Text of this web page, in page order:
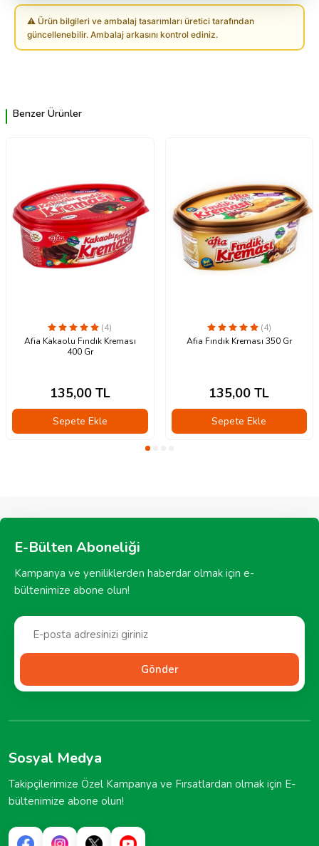
⚠ Ürün bilgileri ve ambalaj tasarımları üretici tarafından
güncellenebilir. Ambalaj arkasını kontrol ediniz.
Benzer Ürünler
(4)
Afia Kakaolu Fındık Kreması
400 Gr
135,00TL
Sepete Ekle
(4)
Afia Fındık Kreması 350 Gr
135,00 TL
Sepete Ekle
E-Bülten Aboneliği
Kampanya ve yeniliklerden haberdar olmak için e-
bültenimize abone olun!
Gönder
Sosyal Medya
Takipçilerimize Özel Kampanya ve Fırsatlardan olmak için E-
bültenimize abone olun!